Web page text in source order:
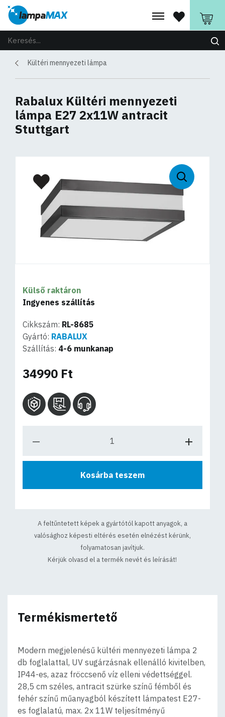
Kültéri mennyezeti lámpa
Rabalux Kültéri mennyezeti
lámpa E27 2x11W antracit
Stuttgart
Külső raktáron
Ingyenes szállítás
Cikkszám: RL-8685
Gyártó: RABALUX
Szállítás: 4-6 munkanap
34990 Ft
Kosárba teszem
A feltűntetett képek a gyártótól kapott anyagok, a
valósághoz képesti eltérés esetén elnézést kérünk,
folyamatosan javítjuk.
Kérjük olvasd el a termék nevét és leírását!
Termékismertető
Modern megjelenésű kültéri mennyezeti lámpa 2
db foglalattal, UV sugárzásnak ellenálló kivitelben,
IP44-es, azaz fröccsenő víz elleni védettséggel.
28,5 cm széles, antracit szürke színű fémből és
fehér színű műanyagból készített lámpatest E27-
es foglalatú, max. 2x 11W teljesítményű